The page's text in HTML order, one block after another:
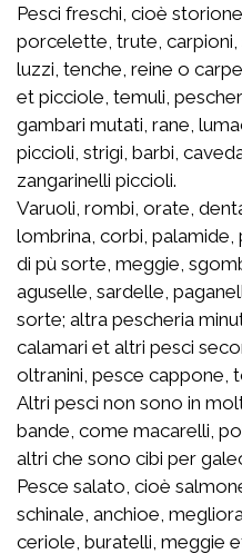
Pesci freschi, cioè
porcelette, trute, carpioni,
luzzi, tenche, reine o
et picciole, temuli,
gambari mutati, rane,
piccioli, strigi, barbi,
zangarinelli piccioli.
Varuoli, rombi, orate,
lombrina, corbi, palamide,
di pù sorte, meggie,
aguselle, sardelle,
sorte; altra pescheria
calamari et altri pesci
oltranini, pesce cappone,
Altri pesci non sono in
bande, come macarelli,
altri che sono cibi per
Pesce salato, cioè
schinale, anchioe,
ceriole, buratelli, meggie